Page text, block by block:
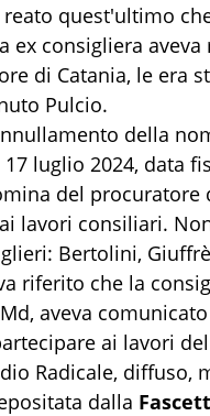
quest'ultimo
ex consigliera
di Catania, le era
Pulcio.
della
luglio 2024, data
del
lavori consiliari.
Bertolini,
riferito che la
aveva
ai lavori
Radicale, diffuso,
dalla